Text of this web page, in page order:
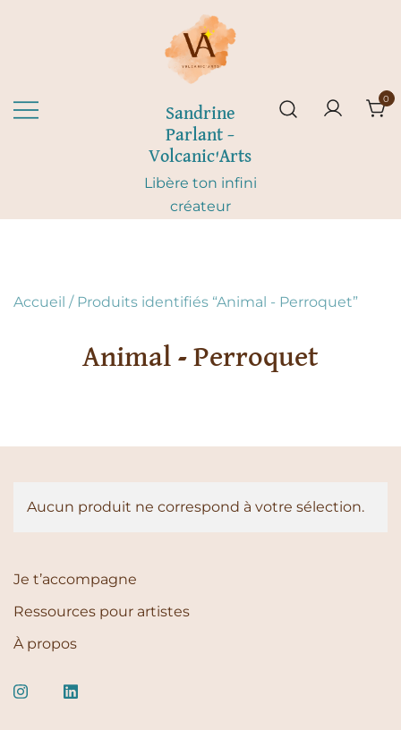
Sandrine
Parlant –
Volcanic'Arts
Libère ton infini
créateur
0
Accueil / Produits identifiés “Animal - Perroquet”
Animal - Perroquet
Aucun produit ne correspond à votre sélection.
Je t’accompagne
Ressources pour artistes
À propos